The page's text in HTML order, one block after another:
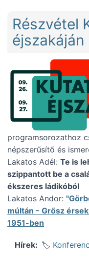
Részvétel
programsorozathoz
népszerűsítő és
Lakatos Adél: Te is
szippantott be a
ékszeres ládikóból
Lakatos Andor:
múltán - Grősz
1951-ben
Hírek